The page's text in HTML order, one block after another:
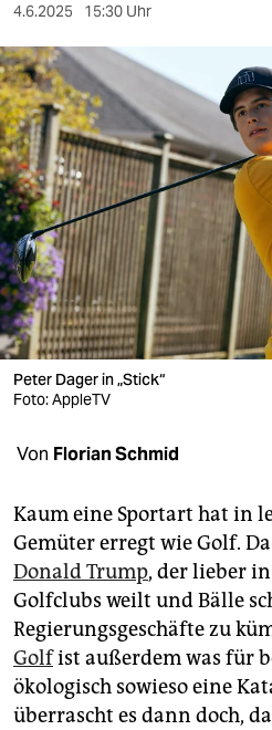
sport
berlin
nord
wahrheit
verlag
verlag
veranstaltungen
shop
fragen & hilfe
unterstützen
abo
genossenschaft
epaper login
4.6.2025 15:30 Uhr
Peter Dager in „Stick“
Foto: AppleTV
Von Florian Schmid
Kaum eine Sportart hat in
Gemüter erregt wie Golf.
Donald Trump, der lieber
Golfclubs weilt und Bälle
Regierungsgeschäfte zu
Golfist außerdem was für
ökologisch sowieso eine
überrascht es dann doch,